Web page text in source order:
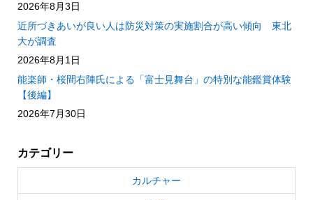
2026年8月3日
近所づきあいが良い人は防災対策の実施割合が高い傾向 東北
大が調査
2026年8月1日
能楽師・桜間右陣氏による「富士見舞台」の特別な能鑑賞体験
【後編】
2026年7月30日
カテゴリー
カルチャー